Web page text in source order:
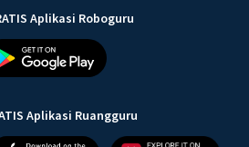
Aplikasi Roboguru
Aplikasi Ruangguru